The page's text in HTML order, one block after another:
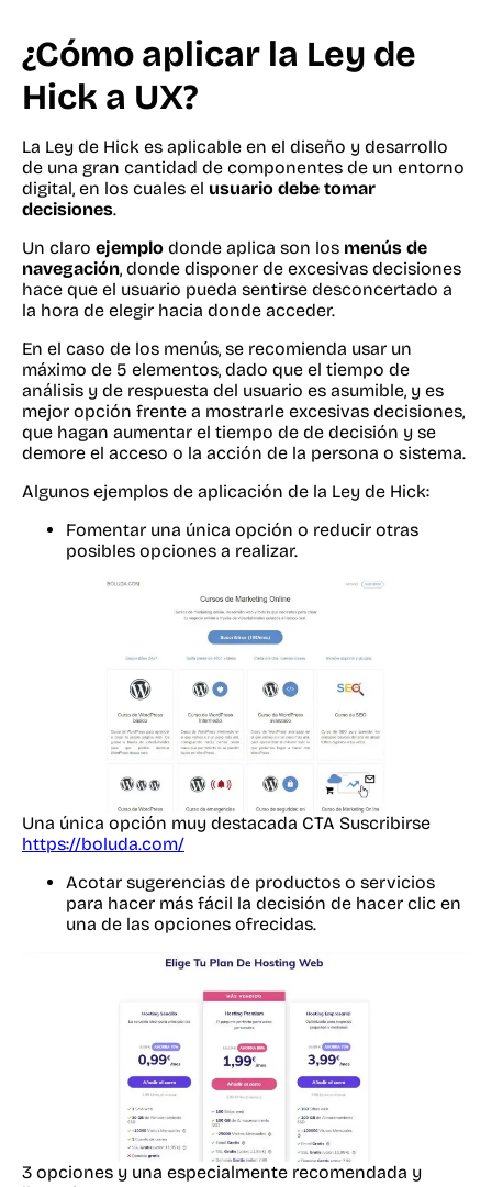
¿Cómo aplicar la Ley de
Hick a UX?
La Ley de Hick es aplicable en el diseño y desarrollo
de una gran cantidad de componentes de un entorno
digital, en los cuales el usuario debe tomar
decisiones.
Un claro ejemplo donde aplica son los menús de
navegación, donde disponer de excesivas decisiones
hace que el usuario pueda sentirse desconcertado a
la hora de elegir hacia donde acceder.
En el caso de los menús, se recomienda usar un
máximo de 5 elementos, dado que el tiempo de
análisis y de respuesta del usuario es asumible, y es
mejor opción frente a mostrarle excesivas decisiones,
que hagan aumentar el tiempo de de decisión y se
demore el acceso o la acción de la persona o sistema.
Algunos ejemplos de aplicación de la Ley de Hick:
Fomentar una única opción o reducir otras
posibles opciones a realizar.
Una única opción muy destacada CTA Suscribirse
https://boluda.com/
Acotar sugerencias de productos o servicios
para hacer más fácil la decisión de hacer clic en
una de las opciones ofrecidas.
3 opciones y una especialmente recomendada y